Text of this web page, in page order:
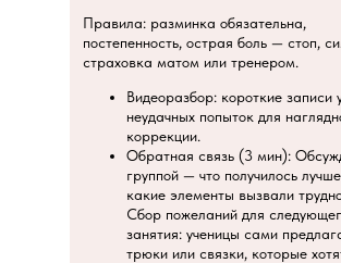
Правила: разминка обязательна,
постепенность, острая боль — стоп,
страховка матом или тренером.
Видеоразбор: короткие записи
неудачных попыток для
коррекции.
Обратная связь (3 мин):
группой — что получилось
какие элементы вызвали
Сбор пожеланий для
занятия: ученицы сами
трюки или связки, которые